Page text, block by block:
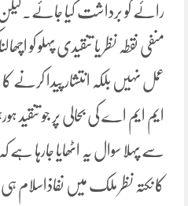
رائے کو برداشت کیا
منفی نقطہ نظر یا تنقیدی پہلو کو
عمل نہیں بلکہ انتشار پیدا کرنے
ایم ایم اے کی بحالی پر جو
سے پہلا سوال یہ اٹھایا جارہا
کا نکتہ نظر ملک میں